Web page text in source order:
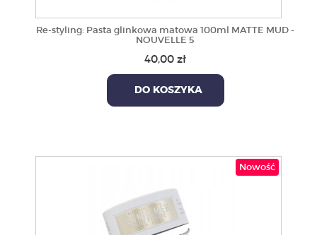
Re-styling: Pasta glinkowa matowa 100ml MATTE MUD -
NOUVELLE 5
40,00 zł
DO KOSZYKA
Nowość